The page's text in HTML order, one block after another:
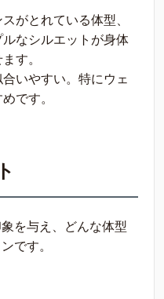
がとれている体型、
なシルエットが身体
す。
いやすい。特にウェ
です。
を与え、どんな体型
です。